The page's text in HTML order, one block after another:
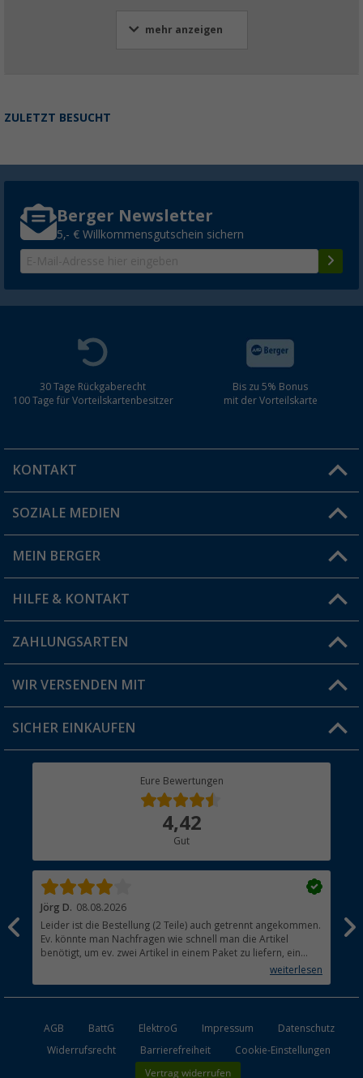
mehr anzeigen
ZULETZT BESUCHT
Berger Newsletter
5,- € Willkommensgutschein sichern
30 Tage Rückgaberecht
100 Tage für Vorteilskartenbesitzer
Bis zu 5% Bonus
mit der Vorteilskarte
KONTAKT
Du hast eine Frage?
Filiale finden
SOZIALE MEDIEN
MEIN BERGER
Vorteilskarte
Blog
Jobs & Karriere
HILFE & KONTAKT
FAQ & Kontakt
Versandinformationen
Rücksendung
ZAHLUNGSARTEN
WIR VERSENDEN MIT
SICHER EINKAUFEN
Eure Bewertungen
4,42
Gut
Jörg D. 08.08.2026
Leider ist die Bestellung (2 Teile) auch getrennt angekommen.
Ev. könnte man Nachfragen wie schnell man die Artikel
benötigt, um ev. zwei Artikel in einem Paket zu liefern, ein
weiterlesen
Ich
AGB BattG ElektroG Impressum
Datenschutz
Widerrufsrecht
Barrierefreiheit Cookie-Einstellungen
Vertrag widerrufen